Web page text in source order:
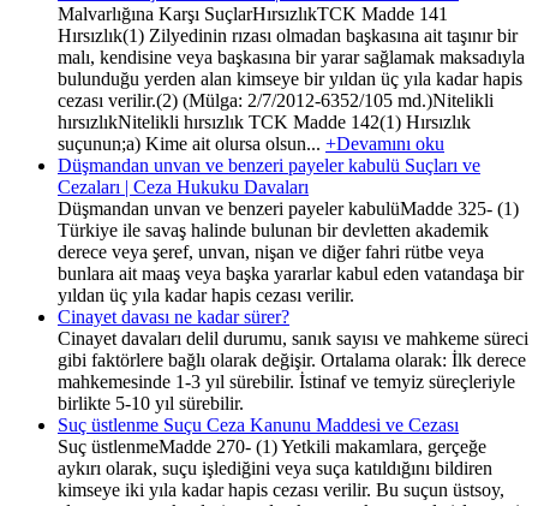
Malvarlığına Karşı SuçlarHırsızlıkTCK Madde 141
Hırsızlık(1) Zilyedinin rızası olmadan başkasına ait taşınır bir
malı, kendisine veya başkasına bir yarar sağlamak maksadıyla
bulunduğu yerden alan kimseye bir yıldan üç yıla kadar hapis
cezası verilir.(2) (Mülga: 2/7/2012-6352/105 md.)Nitelikli
hırsızlıkNitelikli hırsızlık TCK Madde 142(1) Hırsızlık
suçunun;a) Kime ait olursa olsun... +Devamını oku
Düşmandan unvan ve benzeri payeler kabulü Suçları ve
Cezaları | Ceza Hukuku Davaları
Düşmandan unvan ve benzeri payeler kabulüMadde 325- (1)
Türkiye ile savaş halinde bulunan bir devletten akademik
derece veya şeref, unvan, nişan ve diğer fahri rütbe veya
bunlara ait maaş veya başka yararlar kabul eden vatandaşa bir
yıldan üç yıla kadar hapis cezası verilir.
Cinayet davası ne kadar sürer?
Cinayet davaları delil durumu, sanık sayısı ve mahkeme süreci
gibi faktörlere bağlı olarak değişir. Ortalama olarak: İlk derece
mahkemesinde 1-3 yıl sürebilir. İstinaf ve temyiz süreçleriyle
birlikte 5-10 yıl sürebilir.
Suç üstlenme Suçu Ceza Kanunu Maddesi ve Cezası
Suç üstlenmeMadde 270- (1) Yetkili makamlara, gerçeğe
aykırı olarak, suçu işlediğini veya suça katıldığını bildiren
kimseye iki yıla kadar hapis cezası verilir. Bu suçun üstsoy,